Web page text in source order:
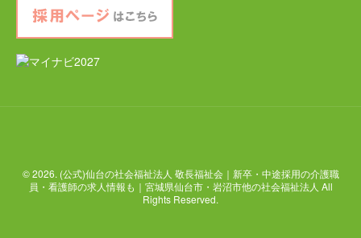
© 2026. (公式)仙台の社会福祉法人 敬長福祉会｜新卒・中途採用の介護職
員・看護師の求人情報も｜宮城県仙台市・岩沼市他の社会福祉法人 All
Rights Reserved.
ケアハウス チアフル岩沼
採用ページはこちら